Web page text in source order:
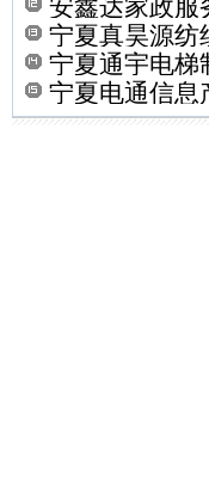
安鑫达家政服
宁夏真昊源纺
宁夏通宇电梯
宁夏电通信息